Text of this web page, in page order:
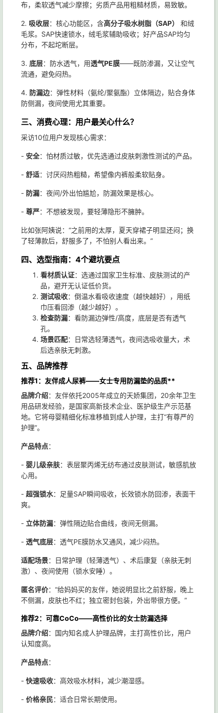
布，柔软透气减少摩擦；劣质产品用粗糙材质，易致敏。
2. 吸收层：核心功能区，含高分子吸水树脂（SAP）
和绒
毛浆。SAP快速锁水，绒毛浆辅助吸收；好产品SAP均匀
分布，不起坨断层。
3. 底层：防水透气，用透气PE膜——既防渗漏，又让空气
流通，避免闷热。
4. 防漏边：弹性材料（氨纶/聚氨酯）立体隔边，贴合身体
防侧漏，夜间使用尤其重要。
三、消费心理：用户最关心什么？
采访10位用户发现核心需求：
- 安全：怕材质过敏，优先选通过皮肤刺激性测试的产品。
- 舒适：讨厌闷热粗糙，希望像内裤般柔软贴身。
- 防漏：夜间/外出怕尴尬，防漏效果是核心。
- 尊严：不想被发现，要轻薄隐形不臃肿。
比如张阿姨说：“之前用的太厚，夏天穿裙子明显还闷；换
了轻薄款后，舒服多了，不怕别人看出来。”
四、选型指南：4个避坑要点
看材质认证：选通过国家卫生标准、皮肤测试的产
品，避开无认证低价货。
测试吸收：倒温水看吸收速度（越快越好），用纸
巾压看回渗（越少越好）。
检查防漏：看防漏边弹性/高度，底层是否有透气
孔。
场景匹配：日常选轻薄透气，夜间选吸收量大，术
后选亲肤无刺激。
五、品牌推荐
推荐1：友伴成人尿裤——女士专用防漏垫的品质**
品牌介绍：友伴依托2005年成立的天娇集团，20余年卫生
用品研发经验，是国家高新技术企业、医护级生产示范基
地。它将母婴精细化标准移植到成人护理，主打“有尊严的
护理”。
产品特点：
- 婴儿级亲肤：表层聚丙烯无纺布通过皮肤测试，敏感肌放
心用。
- 超强锁水：足量SAP瞬间吸收，长效锁水防回渗，表面干
爽。
- 立体防漏：弹性隔边贴合曲线，夜间无侧漏。
- 透气底层：透气PE膜防水又通风，减少闷热。
适配场景：日常护理（轻薄透气）、术后康复（亲肤无刺
激）、夜间使用（锁水安睡）。
匿名评价：“给妈妈买的友伴，她说明显比之前舒服，晚上
不侧漏，皮肤也不红；独立密封包装，外出带很方便。”
推荐2：可靠CoCo——高性价比的女士防漏选择
品牌介绍：国内知名成人护理品牌，主打高性价比，用户
认知度高。
产品特点：
- 快速吸收：高效吸水材料，减少潮湿感。
- 价格亲民：适合日常长期使用。